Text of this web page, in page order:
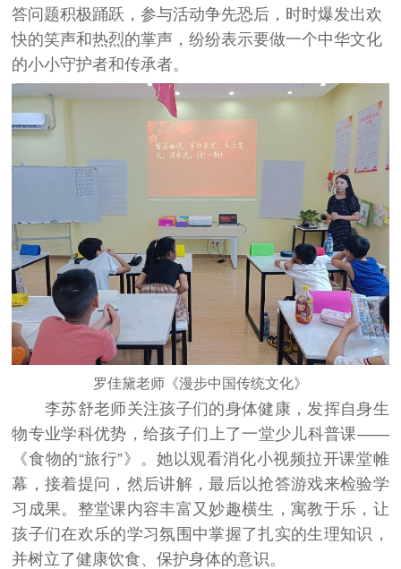
答问题积极踊跃，参与活动争先恐后，时时爆发出欢
快的笑声和热烈的掌声，纷纷表示要做一个中华文化
的小小守护者和传承者。
罗佳黛老师《漫步中国传统文化》
李苏舒老师关注孩子们的身体健康，发挥自身生
物专业学科优势，给孩子们上了一堂少儿科普课——
《食物的“旅行”》。她以观看消化小视频拉开课堂帷
幕，接着提问，然后讲解，最后以抢答游戏来检验学
习成果。整堂课内容丰富又妙趣横生，寓教于乐，让
孩子们在欢乐的学习氛围中掌握了扎实的生理知识，
并树立了健康饮食、保护身体的意识。